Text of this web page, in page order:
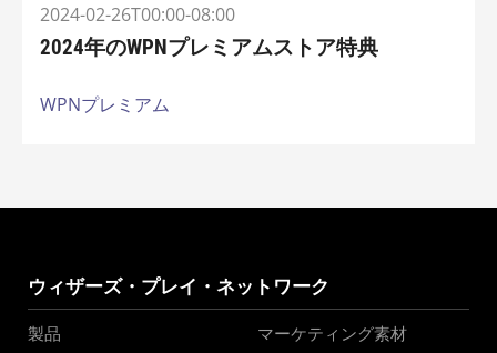
2024-02-26T00:00-08:00
2024年のWPNプレミアムストア特典
WPNプレミアム
ウィザーズ・プレイ・ネットワーク
製品
マーケティング素材